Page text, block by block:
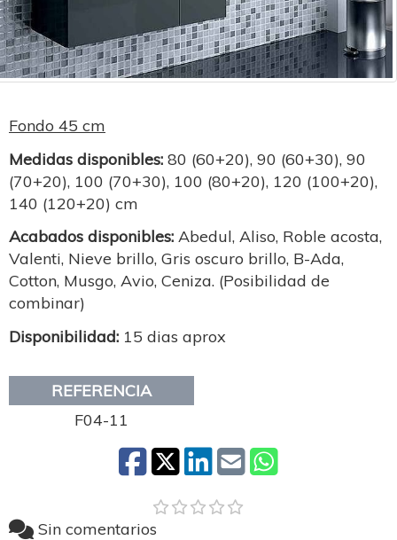
Fondo 45 cm
Medidas disponibles: 80 (60+20), 90 (60+30), 90
(70+20), 100 (70+30), 100 (80+20), 120 (100+20),
140 (120+20) cm
Acabados disponibles: Abedul, Aliso, Roble acosta,
Valenti, Nieve brillo, Gris oscuro brillo, B-Ada,
Cotton, Musgo, Avio, Ceniza. (Posibilidad de
combinar)
Disponibilidad: 15 dias aprox
REFERENCIA
F04-11
Sin comentarios